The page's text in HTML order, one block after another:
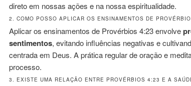
direto em nossas ações e na nossa espiritualidade.
2. COMO POSSO APLICAR OS ENSINAMENTOS DE
Aplicar os ensinamentos de Provérbios 4:23 envolve
sentimentos, evitando influências negativas e
centrada em Deus. A prática regular de oração e
processo.
3. EXISTE UMA RELAÇÃO ENTRE PROVÉRBIOS 4:23 E A